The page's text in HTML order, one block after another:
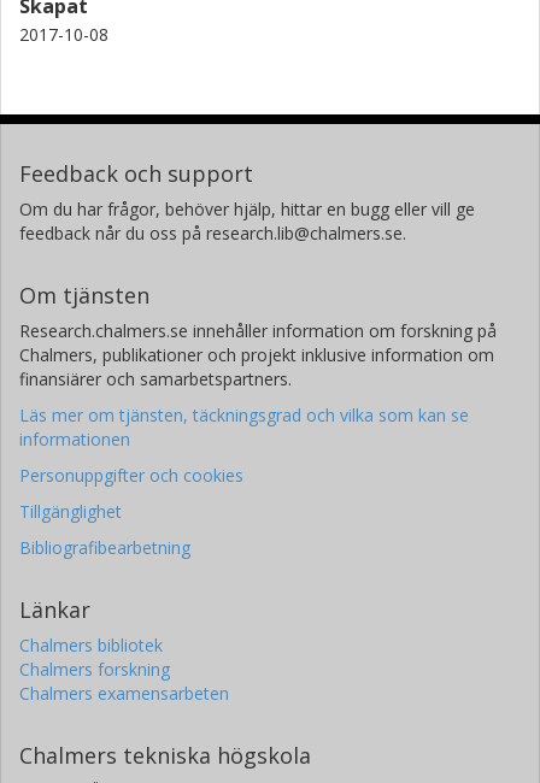
Skapat
2017-10-08
Feedback och support
Om du har frågor, behöver hjälp, hittar en bugg eller vill ge
feedback når du oss på research.lib@chalmers.se.
Om tjänsten
Research.chalmers.se innehåller information om forskning på
Chalmers, publikationer och projekt inklusive information om
finansiärer och samarbetspartners.
Läs mer om tjänsten, täckningsgrad och vilka som kan se
informationen
Personuppgifter och cookies
Tillgänglighet
Bibliografibearbetning
Länkar
Chalmers bibliotek
Chalmers forskning
Chalmers examensarbeten
Chalmers tekniska högskola